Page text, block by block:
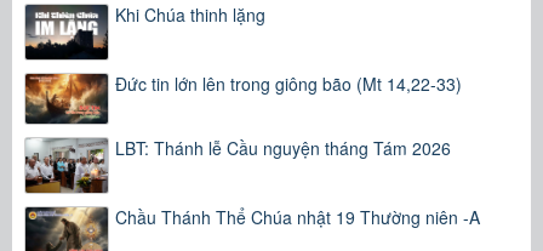
Khi Chúa thinh lặng
Đức tin lớn lên trong giông bão (Mt 14,22-33)
LBT: Thánh lễ Cầu nguyện tháng Tám 2026
Chầu Thánh Thể Chúa nhật 19 Thường niên -A